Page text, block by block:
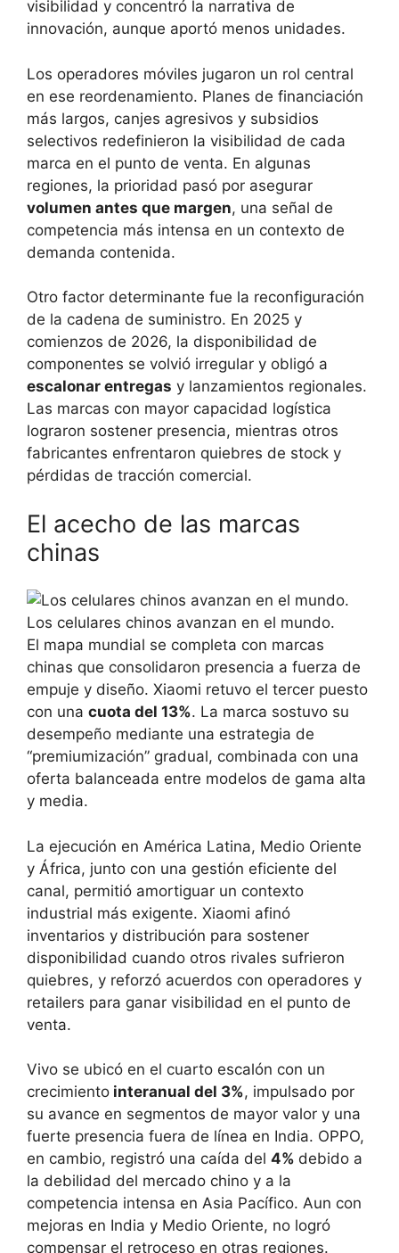
visibilidad y concentró la narrativa de
innovación, aunque aportó menos unidades.
Los operadores móviles jugaron un rol central
en ese reordenamiento. Planes de financiación
más largos, canjes agresivos y subsidios
selectivos redefinieron la visibilidad de cada
marca en el punto de venta. En algunas
regiones, la prioridad pasó por asegurar
volumen antes que margen, una señal de
competencia más intensa en un contexto de
demanda contenida.
Otro factor determinante fue la reconfiguración
de la cadena de suministro. En 2025 y
comienzos de 2026, la disponibilidad de
componentes se volvió irregular y obligó a
escalonar entregas y lanzamientos regionales.
Las marcas con mayor capacidad logística
lograron sostener presencia, mientras otros
fabricantes enfrentaron quiebres de stock y
pérdidas de tracción comercial.
El acecho de las marcas
chinas
Los celulares chinos avanzan en el mundo.
El mapa mundial se completa con marcas
chinas que consolidaron presencia a fuerza de
empuje y diseño. Xiaomi retuvo el tercer puesto
con una cuota del 13%. La marca sostuvo su
desempeño mediante una estrategia de
“premiumización” gradual, combinada con una
oferta balanceada entre modelos de gama alta
y media.
La ejecución en América Latina, Medio Oriente
y África, junto con una gestión eficiente del
canal, permitió amortiguar un contexto
industrial más exigente. Xiaomi afinó
inventarios y distribución para sostener
disponibilidad cuando otros rivales sufrieron
quiebres, y reforzó acuerdos con operadores y
retailers para ganar visibilidad en el punto de
venta.
Vivo se ubicó en el cuarto escalón con un
crecimiento interanual del 3%, impulsado por
su avance en segmentos de mayor valor y una
fuerte presencia fuera de línea en India. OPPO,
en cambio, registró una caída del 4% debido a
la debilidad del mercado chino y a la
competencia intensa en Asia Pacífico. Aun con
mejoras en India y Medio Oriente, no logró
compensar el retroceso en otras regiones.